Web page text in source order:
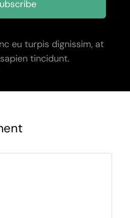
eu turpis dignissim, at
tincidunt.